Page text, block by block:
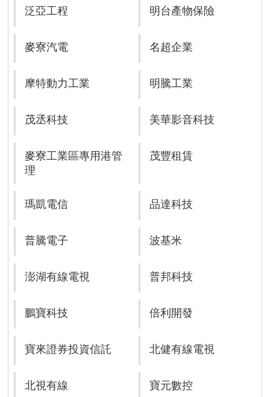
泛亞工程 明台產物保險
麥寮汽電 名超企業
摩特動力工業 明騰工業
茂丞科技 美華影音科技
麥寮工業區專用港管
理
茂豐租賃
瑪凱電信 品達科技
普騰電子 波基米
澎湖有線電視 普邦科技
鵬寶科技 倍利開發
寶來證券投資信託 北健有線電視
北視有線 寶元數控